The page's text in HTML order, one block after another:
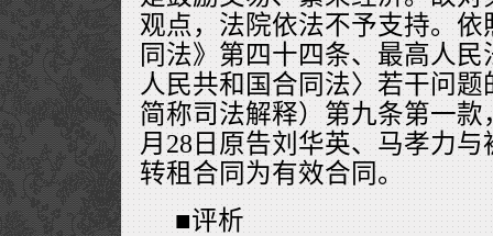
观点，法院依法不予支持。
同法》第四十四条、最高人
人民共和国合同法〉若干问
简称司法解释）第九条第一款
月28日原告刘华英、马孝力
转租合同为有效合同。
■评析